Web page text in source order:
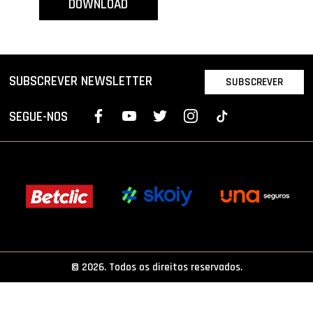
PROJETOS
LIGA BETCLIC FEMININA
DOWNLOAD
SUBSCREVER NEWSLETTER SUBSCREVER
SEGUE-NOS
© 2026. Todos os direitos reservados.